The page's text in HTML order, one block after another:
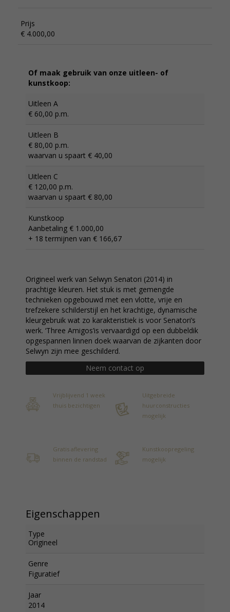
Prijs
€ 4.000,00
Of maak gebruik van onze uitleen- of
kunstkoop:
Uitleen A
€ 60,00 p.m.
Uitleen B
€ 80,00 p.m.
waarvan u spaart € 40,00
Uitleen C
€ 120,00 p.m.
waarvan u spaart € 80,00
Kunstkoop
Aanbetaling € 1.000,00
+ 18 termijnen van € 166,67
Origineel werk van Selwyn Senatori (2014) in
prachtige kleuren. Het stuk is met gemengde
technieken opgebouwd met een vlotte, vrije en
trefzekere schilderstijl en het krachtige, dynamische
kleurgebruik wat zo karakteristiek is voor Senatori’s
werk. ‘Three Amigos’is vervaardigd op een dubbeldik
opgespannen linnen doek waarvan de zijkanten door
Selwyn zijn mee geschilderd.
Neem contact op
Vrijblijvend 1 week
thuis bezichtigen
Uitgebreide
huurconstructies
mogelijk
Gratis aflevering
binnen de randstad
Kunstkoopregeling
mogelijk
Eigenschappen
Type
Origineel
Genre
Figuratief
Jaar
2014